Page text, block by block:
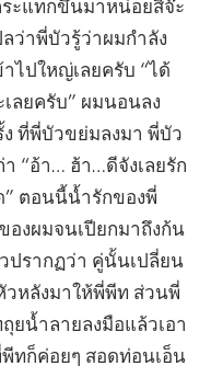
ะแทกขึ้นมาหน่อยสิจ๊ะ
ว่าพี่บัวรู้ว่าผมกำลัง
ไปใหญ่เลยครับ “ได้
ลยครับ” ผมนอนลง
ที่พี่บัวขย่มลงมา พี่บัว
“อ้า… ฮ้า…ดีจังเลยรัก
” ตอนนี้น้ำรักของพี่
องผมจนเปียกมาถึงก้น
ปรากฏว่า คู่นั้นเปลี่ยน
หลังมาให้พี่พีท ส่วนพี่
ยน้ำลายลงมือแล้วเอา
ทก็ค่อยๆ สอดท่อนเอ็น